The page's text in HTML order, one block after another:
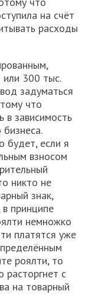
на счёт
расходы
или 300 тыс.
задуматься
что
в зависимость
будет, если я
взносом
никто не
знак,
принципе
немножко
платятся уже
роялти, то
расторгнет с
на товарный